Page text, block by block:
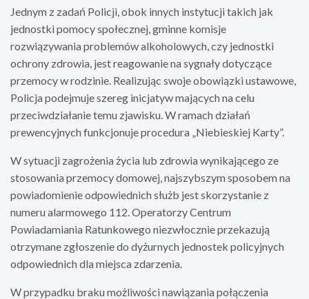
Jednym z zadań Policji, obok innych instytucji takich jak
jednostki pomocy społecznej, gminne komisje
rozwiązywania problemów alkoholowych, czy jednostki
ochrony zdrowia, jest reagowanie na sygnały dotyczące
przemocy w rodzinie. Realizując swoje obowiązki ustawowe,
Policja podejmuje szereg inicjatyw mających na celu
przeciwdziałanie temu zjawisku. W ramach działań
prewencyjnych funkcjonuje procedura „Niebieskiej Karty”.
W sytuacji zagrożenia życia lub zdrowia wynikającego ze
stosowania przemocy domowej, najszybszym sposobem na
powiadomienie odpowiednich służb jest skorzystanie z
numeru alarmowego 112. Operatorzy Centrum
Powiadamiania Ratunkowego niezwłocznie przekazują
otrzymane zgłoszenie do dyżurnych jednostek policyjnych
odpowiednich dla miejsca zdarzenia.
W przypadku braku możliwości nawiązania połączenia